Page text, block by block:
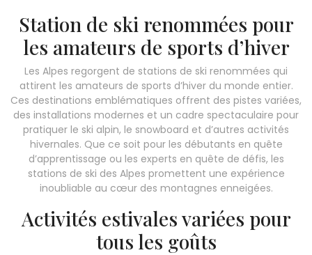
Station de ski renommées pour
les amateurs de sports d’hiver
Les Alpes regorgent de stations de ski renommées qui
attirent les amateurs de sports d’hiver du monde entier.
Ces destinations emblématiques offrent des pistes variées,
des installations modernes et un cadre spectaculaire pour
pratiquer le ski alpin, le snowboard et d’autres activités
hivernales. Que ce soit pour les débutants en quête
d’apprentissage ou les experts en quête de défis, les
stations de ski des Alpes promettent une expérience
inoubliable au cœur des montagnes enneigées.
Activités estivales variées pour
tous les goûts